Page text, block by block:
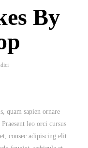
By
quam sapien ornare
leo orci cursus
consec adipiscing elit.